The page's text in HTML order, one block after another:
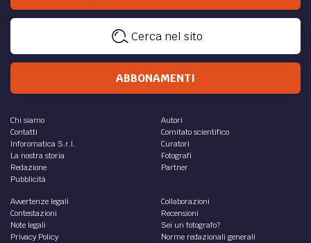
Cerca nel sito
ABBONAMENTI
Chi siamo
Contatti
Inforomatica S.r.l.
La nostra storia
Redazione
Pubblicità
Autori
Comitato scientifico
Curatori
Fotografi
Partner
Avvertenze legali
Contestazioni
Note legali
Privacy Policy
Collaborazioni
Recensioni
Sei un fotografo?
Norme redazionali generali